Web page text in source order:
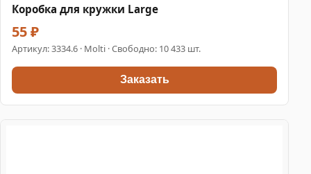
Коробка для кружки Large
55 ₽
Артикул:3334.6 · Molti · Свободно: 10 433 шт.
Заказать